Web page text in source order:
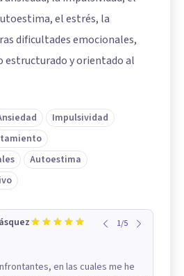
el estrés, la
dificultades emocionales,
estructurado y orientado al
Impulsividad
Autoestima
1/5
en las cuales me he